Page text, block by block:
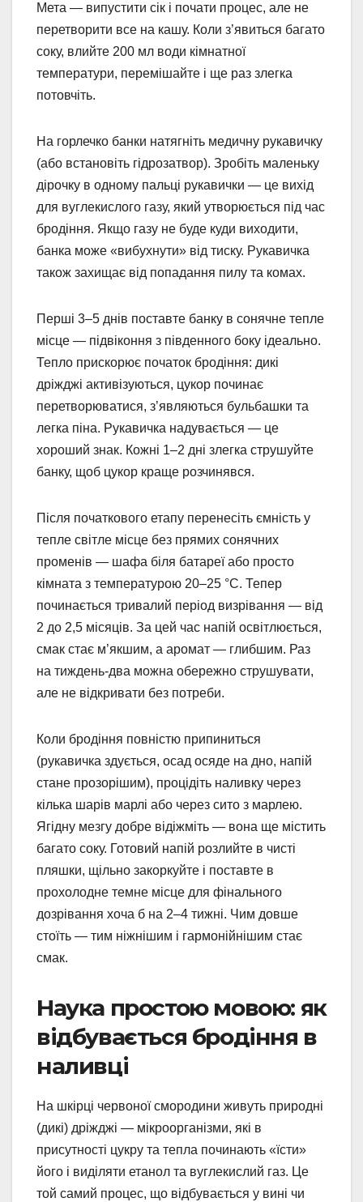
Мета — випустити сік і почати процес, але не
перетворити все на кашу. Коли з’явиться багато
соку, влийте 200 мл води кімнатної
температури, перемішайте і ще раз злегка
потовчіть.
На горлечко банки натягніть медичну рукавичку
(або встановіть гідрозатвор). Зробіть маленьку
дірочку в одному пальці рукавички — це вихід
для вуглекислого газу, який утворюється під час
бродіння. Якщо газу не буде куди виходити,
банка може «вибухнути» від тиску. Рукавичка
також захищає від попадання пилу та комах.
Перші 3–5 днів поставте банку в сонячне тепле
місце — підвіконня з південного боку ідеально.
Тепло прискорює початок бродіння: дикі
дріжджі активізуються, цукор починає
перетворюватися, з’являються бульбашки та
легка піна. Рукавичка надувається — це
хороший знак. Кожні 1–2 дні злегка струшуйте
банку, щоб цукор краще розчинявся.
Після початкового етапу перенесіть ємність у
тепле світле місце без прямих сонячних
променів — шафа біля батареї або просто
кімната з температурою 20–25 °C. Тепер
починається тривалий період визрівання — від
2 до 2,5 місяців. За цей час напій освітлюється,
смак стає м’якшим, а аромат — глибшим. Раз
на тиждень-два можна обережно струшувати,
але не відкривати без потреби.
Коли бродіння повністю припиниться
(рукавичка здується, осад осяде на дно, напій
стане прозорішим), процідіть наливку через
кілька шарів марлі або через сито з марлею.
Ягідну мезгу добре відіжміть — вона ще містить
багато соку. Готовий напій розлийте в чисті
пляшки, щільно закоркуйте і поставте в
прохолодне темне місце для фінального
дозрівання хоча б на 2–4 тижні. Чим довше
стоїть — тим ніжнішим і гармонійнішим стає
смак.
Наука простою мовою: як
відбувається бродіння в
наливці
На шкірці червоної смородини живуть природні
(дикі) дріжджі — мікроорганізми, які в
присутності цукру та тепла починають «їсти»
його і виділяти етанол та вуглекислий газ. Це
той самий процес, що відбувається у вині чи